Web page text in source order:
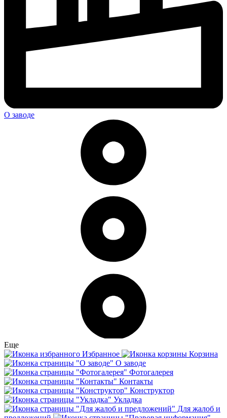
О заводе
Еще
Избранное
Корзина
О заводе
Фотогалерея
Контакты
Конструктор
Укладка
Для жалоб и